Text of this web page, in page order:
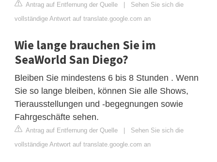
Antrag auf Entfernung der Quelle | Sehen Sie sich die
vollständige Antwort auf translate.google.com an
Wie lange brauchen Sie im
SeaWorld San Diego?
Bleiben Sie mindestens 6 bis 8 Stunden . Wenn
Sie so lange bleiben, können Sie alle Shows,
Tierausstellungen und -begegnungen sowie
Fahrgeschäfte sehen.
Antrag auf Entfernung der Quelle | Sehen Sie sich die
vollständige Antwort auf translate.google.com an